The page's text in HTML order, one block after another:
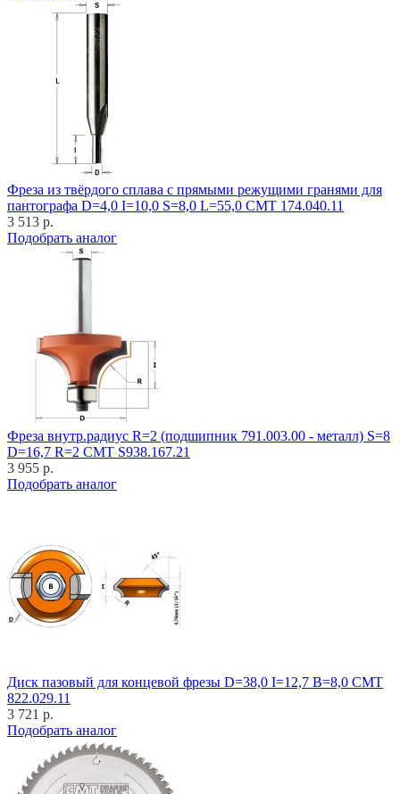
Фреза из твёрдого сплава с прямыми режущими гранями для
пантографа D=4,0 I=10,0 S=8,0 L=55,0 CMT 174.040.11
3 513 р.
Подобрать аналог
Фреза внутр.радиус R=2 (подшипник 791.003.00 - металл) S=8
D=16,7 R=2 CMT S938.167.21
3 955 р.
Подобрать аналог
Диск пазовый для концевой фрезы D=38,0 I=12,7 B=8,0 CMT
822.029.11
3 721 р.
Подобрать аналог